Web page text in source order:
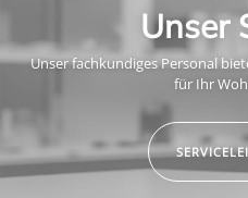
Unser
Unser fachkundiges Personal
für Ihr